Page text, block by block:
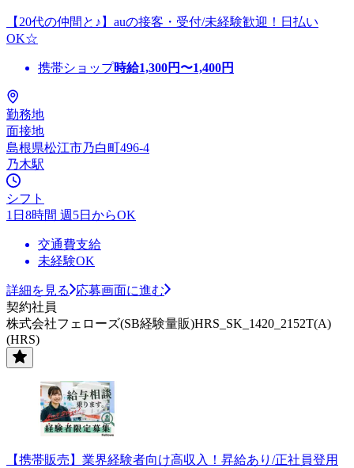
【20代の仲間と♪】auの接客・受付/未経験歓迎！日払い
OK☆
携帯ショップ時給1,300円〜1,400円
勤務地
面接地
島根県松江市乃白町496-4
乃木駅
シフト
1日8時間 週5日からOK
交通費支給
未経験OK
詳細を見る
応募画面に進む
契約社員
株式会社フェローズ(SB経験量販)HRS_SK_1420_2152T(A)
(HRS)
【携帯販売】業界経験者向け高収入！昇給あり/正社員登用